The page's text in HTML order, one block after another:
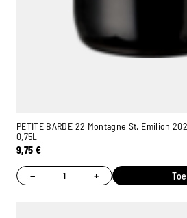
PETITE BARDE 22 Montagne St. Emilion
0,75L
9,75 €
− +